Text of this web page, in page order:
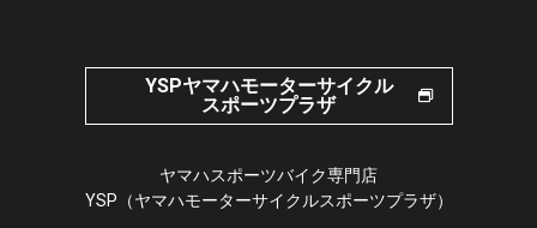
YSPヤマハモーターサイクル
スポーツプラザ
ヤマハスポーツバイク専門店
YSP（ヤマハモーターサイクルスポーツプラザ）